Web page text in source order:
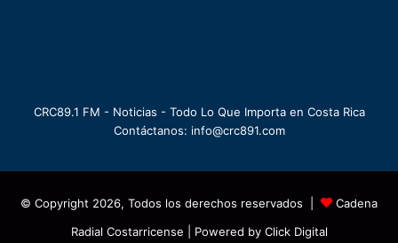
CRC89.1 FM - Noticias - Todo Lo Que Importa en Costa Rica
Contáctanos: info@crc891.com
© Copyright 2026, Todos los derechos reservados |
Cadena
Radial Costarricense | Powered by Click Digital